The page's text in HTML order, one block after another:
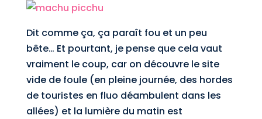
Dit comme ça, ça paraît fou et un peu
bête… Et pourtant, je pense que cela vaut
vraiment le coup, car on découvre le site
vide de foule (en pleine journée, des hordes
de touristes en fluo déambulent dans les
allées) et la lumière du matin est